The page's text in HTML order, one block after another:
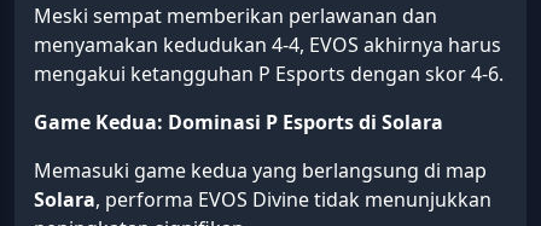
Meski sempat memberikan perlawanan dan
menyamakan kedudukan 4-4, EVOS akhirnya harus
mengakui ketangguhan P Esports dengan skor 4-6.
Game Kedua: Dominasi P Esports di Solara
Memasuki game kedua yang berlangsung di map
Solara, performa EVOS Divine tidak menunjukkan